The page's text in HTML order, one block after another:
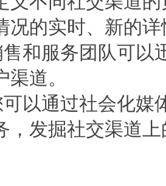
况的实时、新的
售和服务团队可
道。
可以通过社会化
，发掘社交渠道